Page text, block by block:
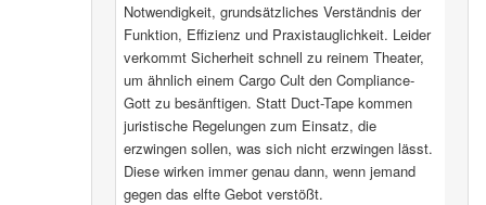
Notwendigkeit, grundsätzliches Verständnis der
Funktion, Effizienz und Praxistauglichkeit. Leider
verkommt Sicherheit schnell zu reinem Theater,
um ähnlich einem Cargo Cult den Compliance-
Gott zu besänftigen. Statt Duct-Tape kommen
juristische Regelungen zum Einsatz, die
erzwingen sollen, was sich nicht erzwingen lässt.
Diese wirken immer genau dann, wenn jemand
gegen das elfte Gebot verstößt.